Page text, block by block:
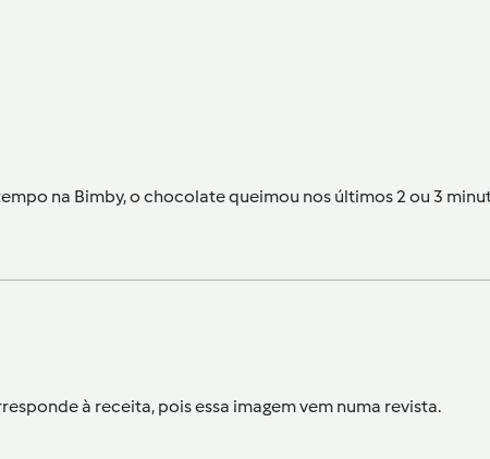
na Bimby, o chocolate queimou nos últimos 2 ou 3
à receita, pois essa imagem vem numa revista.